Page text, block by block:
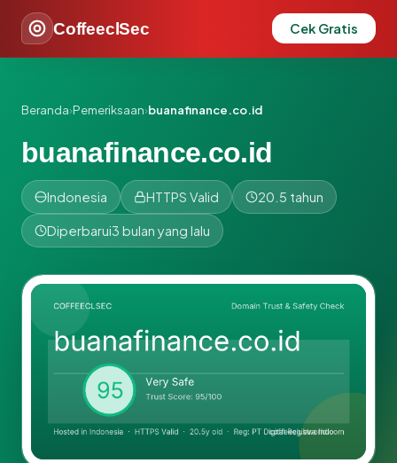
CoffeeclSec Cek Gratis
Beranda›Pemeriksaan›buanafinance.co.id
buanafinance.co.id
Indonesia HTTPS Valid 20.5 tahun
Diperbarui3 bulan yang lalu